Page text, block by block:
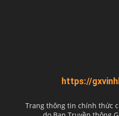
https://
Trang thông tin chính thức